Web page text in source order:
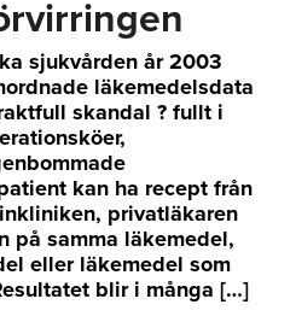
sjukvården år 2003
läkemedelsdata
skandal ? fullt i
kan ha recept från
privatläkaren
på samma läkemedel,
eller läkemedel som
blir i många […]